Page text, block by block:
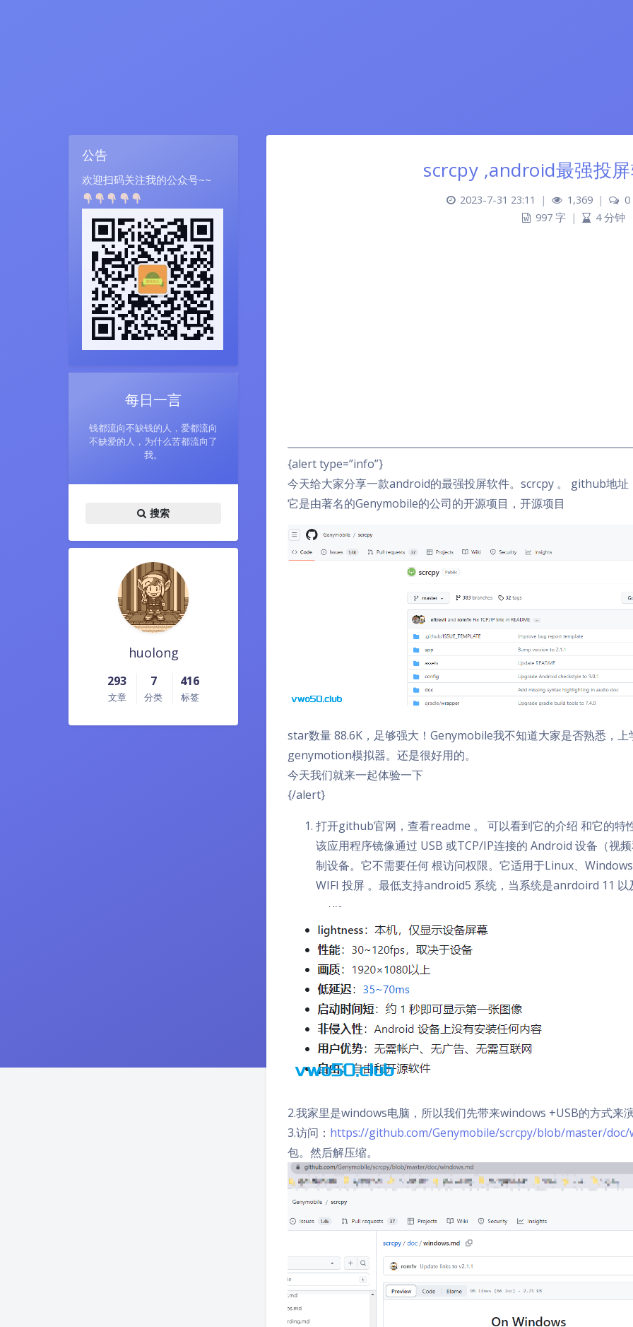
公告
欢迎扫码关注我的公众号~~
每日一言
钱都流向不缺钱的人，爱都流向
不缺爱的人，为什么苦都流向了
我。
搜索
huolong
293
文章
7
分类
416
标签
scrcpy ,android最强投
2023-7-31 23:11 | 1,369 |
0
997 字 | 4 分钟
{alert type=”info”}
今天给大家分享一款android的最强投屏软件。scrcpy 。 github地址
它是由著名的Genymobile的公司的开源项目，开源项目
star数量 88.6K，足够强大！Genymobile我不知道大家是否熟悉，
genymotion模拟器。还是很好用的。
今天我们就来一起体验一下
{/alert}
打开github官网，查看readme 。 可以看到它的介绍 和它的特
该应用程序镜像通过 USB 或TCP/IP连接的 Android 设备（视
制设备。它不需要任何 根访问权限。它适用于Linux、
WIFI 投屏 。最低支持android5 系统，当系统是anrdoird 11
2.我家里是windows电脑，所以我们先带来windows +USB的方式来
3.访问： https://github.com/Genymobile/scrcpy/blob/master/doc/
包。然后解压缩。